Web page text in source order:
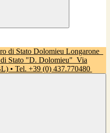
Stato "D. Dolomieu" Via
• Tel. +39 (0) 437.770480